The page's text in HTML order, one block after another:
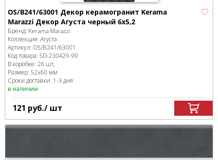
OS/B241/63001 Декор керамогранит Kerama
Marazzi Декор Агуста черный 6х5,2
Бренд: Kerama Marazzi
Коллекция: Агуста
Артикул: OS/B241/63001
Код товара: SD-230429-99
В коробке: 26 шт,
Размер: 52x60 мм
Сроки доставки: 1-3 дня
в наличии
121 руб./ шт